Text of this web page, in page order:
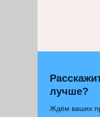
лучше?
Ждём ваших